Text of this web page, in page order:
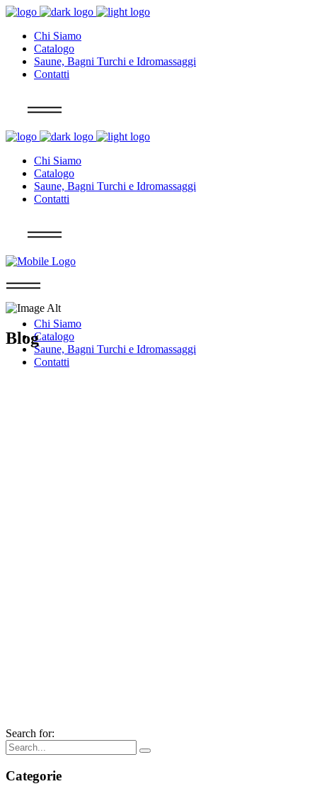
Chi Siamo
Catalogo
Saune, Bagni Turchi e Idromassaggi
Contatti
Chi Siamo
Catalogo
Saune, Bagni Turchi e Idromassaggi
Contatti
Chi Siamo
Catalogo
Saune, Bagni Turchi e Idromassaggi
Contatti
Blog
Search for:
Categorie